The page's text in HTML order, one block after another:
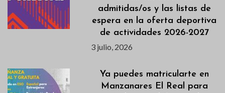
admitidas/os y las listas de
espera en la oferta deportiva
de actividades 2026-2027
3 julio, 2026
Ya puedes matricularte en
Manzanares El Real para